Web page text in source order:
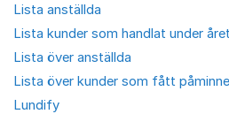
Lista anställda
Lista kunder som handlat under året
Lista över anställda
Lista över kunder som fått
Lundify